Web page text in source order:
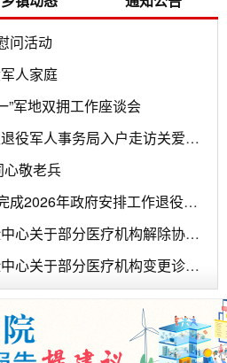
问活动
人家庭
”军地双拥工作座谈会
情暖乡村护童心——区退役军人事务局入户走访关爱留守儿童
敬老兵
隆阳区“三聚焦”高标准完成2026年政府安排工作退役士兵选岗工作
保山市隆阳区医疗保险中心关于部分医疗机构解除协议管理的公告
保山市隆阳区医疗保险中心关于部分医疗机构变更诊疗科目的公告